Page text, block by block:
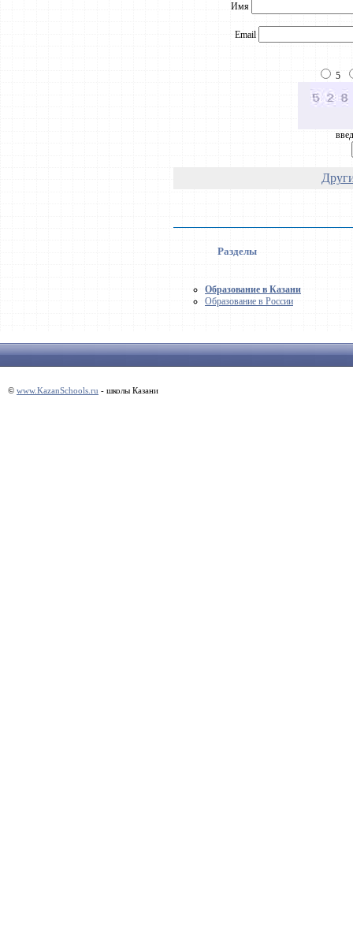
Имя
Email
5
Разделы
Образование в Казани
Образование в России
© www.KazanSchools.ru - школы Казани